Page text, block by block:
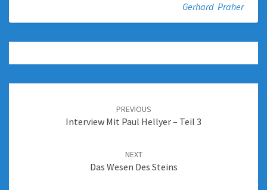
Gerhard Praher
PREVIOUS
Interview Mit Paul Hellyer – Teil 3
NEXT
Das Wesen Des Steins